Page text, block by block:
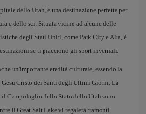
dello Utah, è una destinazione perfetta per
e dello sci. Situata vicino ad alcune delle
degli Stati Uniti, come Park City e Alta, è
se ti piacciono gli sport invernali.
un'importante eredità culturale, essendo la
Gesù Cristo dei Santi degli Ultimi Giorni. La
il Campidoglio dello Stato dello Utah sono
il Great Salt Lake vi regalerà tramonti